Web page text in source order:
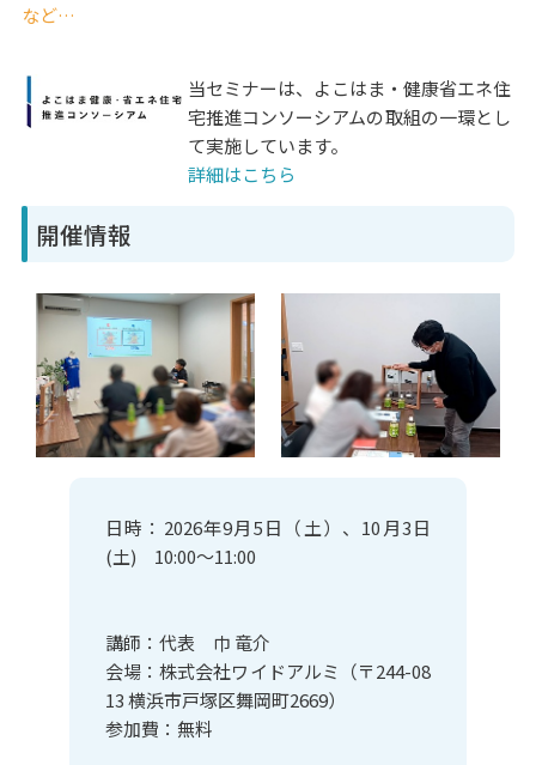
など…
当セミナーは、よこはま・健康省エネ住
宅推進コンソーシアムの取組の一環とし
て実施しています。
詳細はこちら
開催情報
日時：2026年9月5日（土）、10月3日
(土) 10:00～11:00
講師：代表 巾 竜介
会場：株式会社ワイドアルミ（〒244-08
13 横浜市戸塚区舞岡町2669）
参加費：無料